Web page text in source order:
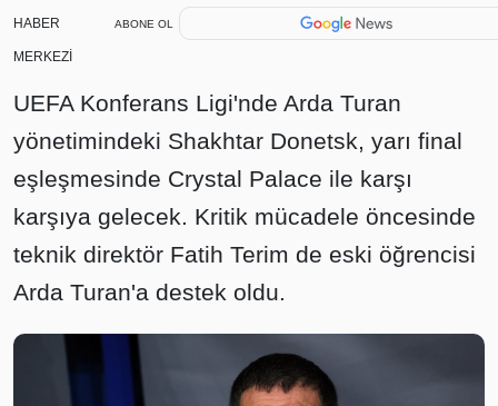
HABER
MERKEZİ
ABONE OL
UEFA Konferans Ligi'nde Arda Turan
yönetimindeki Shakhtar Donetsk, yarı final
eşleşmesinde Crystal Palace ile karşı
karşıya gelecek. Kritik mücadele öncesinde
teknik direktör Fatih Terim de eski öğrencisi
Arda Turan'a destek oldu.